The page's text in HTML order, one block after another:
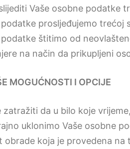
Vaše osobne podatke
prosljeđujemo trećoj
podatke štitimo od
na način da prikupljeni
MOGUĆNOSTI I OPCIJE
zatražiti da u bilo koje
uklonimo Vaše osobne
obrade koja je provedena